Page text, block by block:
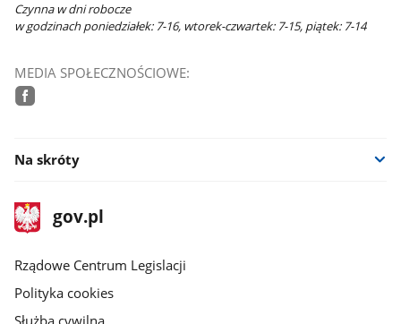
Czynna w dni robocze
w godzinach poniedziałek: 7-16, wtorek-czwartek: 7-15, piątek: 7-14
MEDIA SPOŁECZNOŚCIOWE:
Na skróty
stopka
gov.plStrona
gov.pl
Rządowe Centrum Legislacji
Polityka cookies